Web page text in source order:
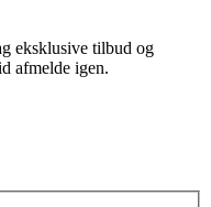
eksklusive tilbud og
afmelde igen.